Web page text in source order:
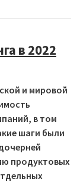
в 2022
и мировой
в том
шаги были
продуктовых